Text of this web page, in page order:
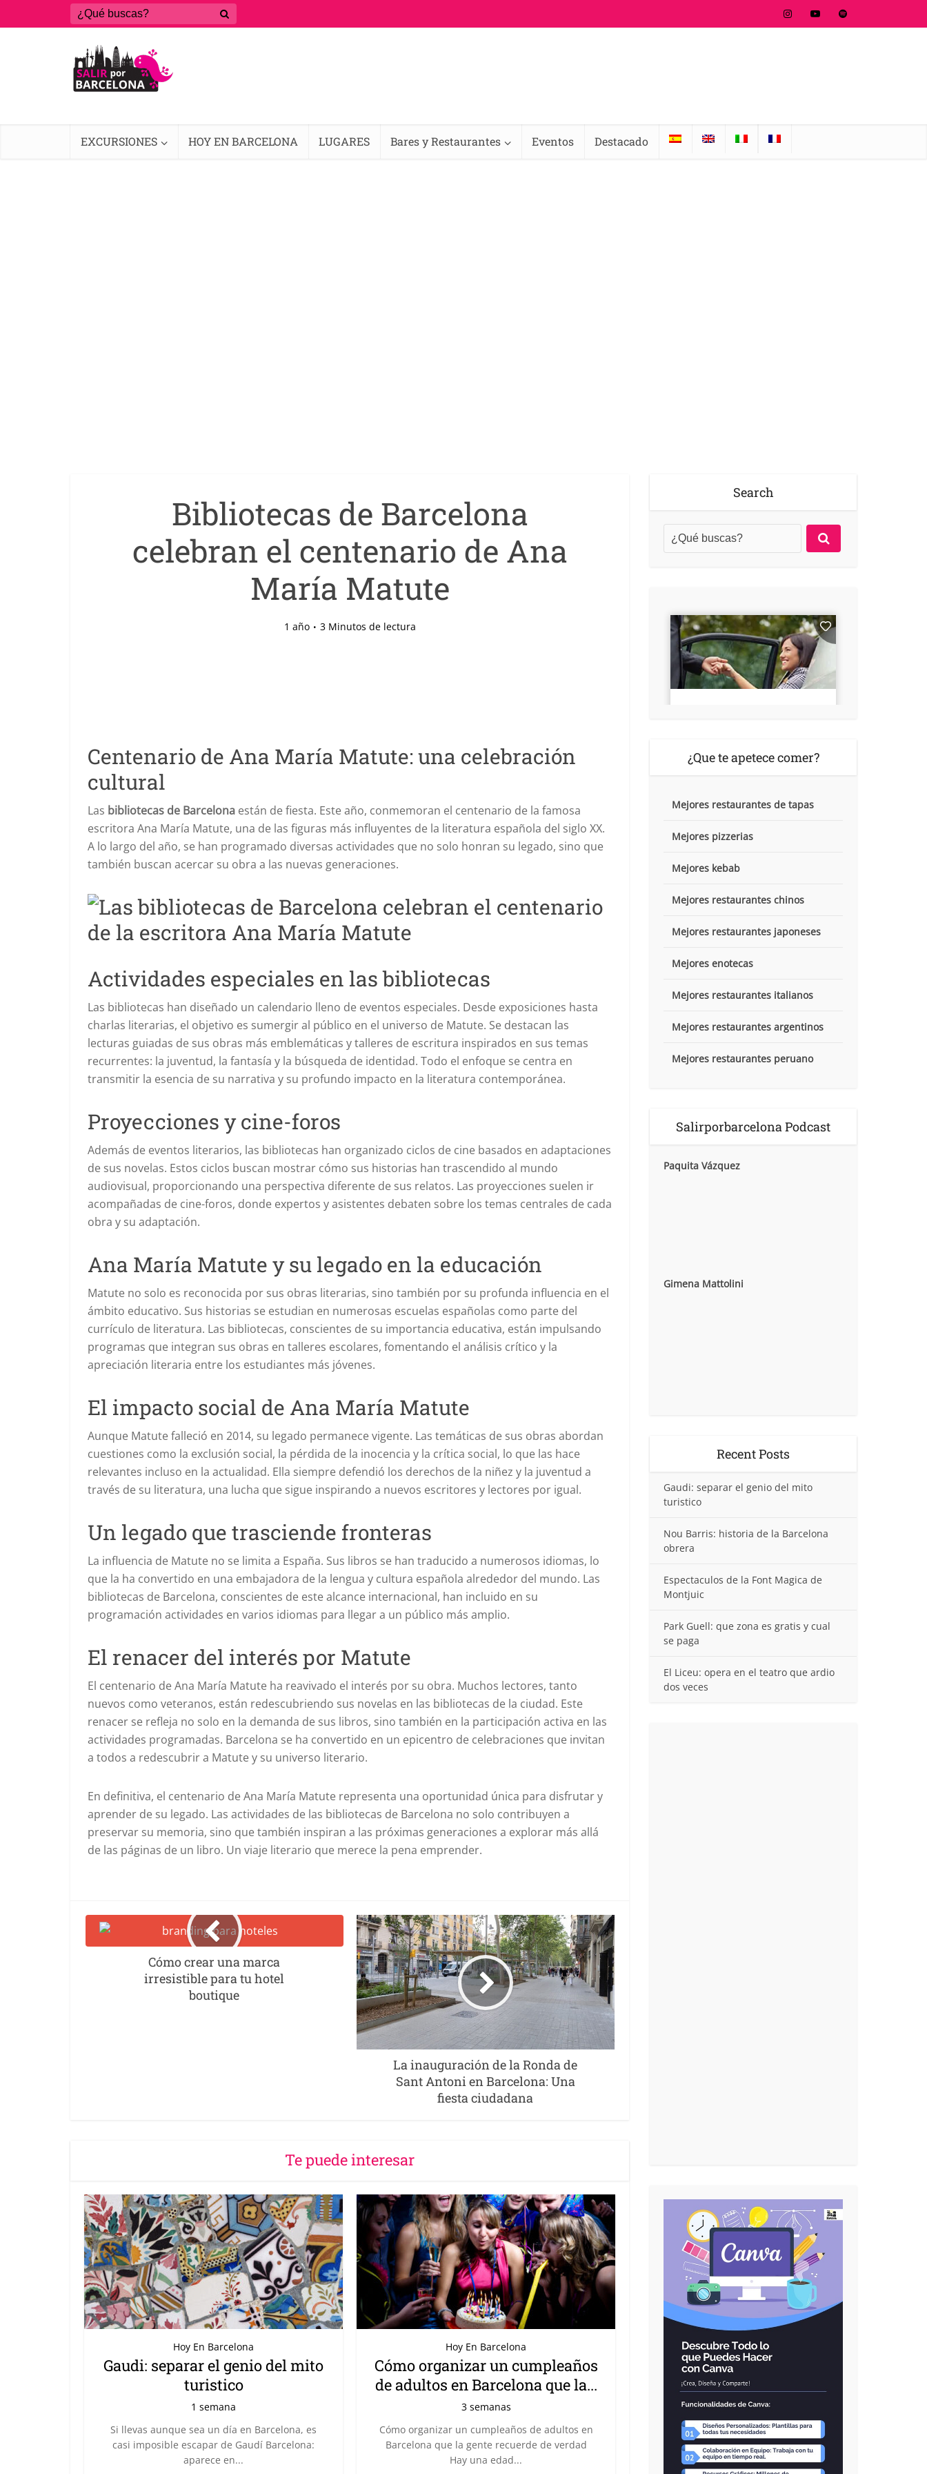
EXCURSIONES HOY EN BARCELONA LUGARES Bares y Restaurantes Eventos Destacado
Bibliotecas de Barcelona
celebran el centenario de Ana
María Matute
1 año 3 Minutos de lectura
Centenario de Ana María Matute: una celebración
cultural
Las bibliotecas de Barcelona están de fiesta. Este año, conmemoran el centenario de la famosa
escritora Ana María Matute, una de las figuras más influyentes de la literatura española del siglo XX.
A lo largo del año, se han programado diversas actividades que no solo honran su legado, sino que
también buscan acercar su obra a las nuevas generaciones.
Actividades especiales en las bibliotecas
Las bibliotecas han diseñado un calendario lleno de eventos especiales. Desde exposiciones hasta
charlas literarias, el objetivo es sumergir al público en el universo de Matute. Se destacan las
lecturas guiadas de sus obras más emblemáticas y talleres de escritura inspirados en sus temas
recurrentes: la juventud, la fantasía y la búsqueda de identidad. Todo el enfoque se centra en
transmitir la esencia de su narrativa y su profundo impacto en la literatura contemporánea.
Proyecciones y cine-foros
Además de eventos literarios, las bibliotecas han organizado ciclos de cine basados en adaptaciones
de sus novelas. Estos ciclos buscan mostrar cómo sus historias han trascendido al mundo
audiovisual, proporcionando una perspectiva diferente de sus relatos. Las proyecciones suelen ir
acompañadas de cine-foros, donde expertos y asistentes debaten sobre los temas centrales de cada
obra y su adaptación.
Ana María Matute y su legado en la educación
Matute no solo es reconocida por sus obras literarias, sino también por su profunda influencia en el
ámbito educativo. Sus historias se estudian en numerosas escuelas españolas como parte del
currículo de literatura. Las bibliotecas, conscientes de su importancia educativa, están impulsando
programas que integran sus obras en talleres escolares, fomentando el análisis crítico y la
apreciación literaria entre los estudiantes más jóvenes.
El impacto social de Ana María Matute
Aunque Matute falleció en 2014, su legado permanece vigente. Las temáticas de sus obras abordan
cuestiones como la exclusión social, la pérdida de la inocencia y la crítica social, lo que las hace
relevantes incluso en la actualidad. Ella siempre defendió los derechos de la niñez y la juventud a
través de su literatura, una lucha que sigue inspirando a nuevos escritores y lectores por igual.
Un legado que trasciende fronteras
La influencia de Matute no se limita a España. Sus libros se han traducido a numerosos idiomas, lo
que la ha convertido en una embajadora de la lengua y cultura española alrededor del mundo. Las
bibliotecas de Barcelona, conscientes de este alcance internacional, han incluido en su
programación actividades en varios idiomas para llegar a un público más amplio.
El renacer del interés por Matute
El centenario de Ana María Matute ha reavivado el interés por su obra. Muchos lectores, tanto
nuevos como veteranos, están redescubriendo sus novelas en las bibliotecas de la ciudad. Este
renacer se refleja no solo en la demanda de sus libros, sino también en la participación activa en las
actividades programadas. Barcelona se ha convertido en un epicentro de celebraciones que invitan
a todos a redescubrir a Matute y su universo literario.
En definitiva, el centenario de Ana María Matute representa una oportunidad única para disfrutar y
aprender de su legado. Las actividades de las bibliotecas de Barcelona no solo contribuyen a
preservar su memoria, sino que también inspiran a las próximas generaciones a explorar más allá
de las páginas de un libro. Un viaje literario que merece la pena emprender.
Cómo crear una marca
irresistible para tu hotel
boutique
La inauguración de la Ronda de
Sant Antoni en Barcelona: Una
fiesta ciudadana
Te puede interesar
Hoy En Barcelona
Gaudi: separar el genio del mito
turistico
1 semana
Si llevas aunque sea un día en Barcelona, es
casi imposible escapar de Gaudí Barcelona:
aparece en...
Hoy En Barcelona
Cómo organizar un cumpleaños
de adultos en Barcelona que la...
3 semanas
Cómo organizar un cumpleaños de adultos en
Barcelona que la gente recuerde de verdad
Hay una edad...
Search
¿Que te apetece comer?
Mejores restaurantes de tapas
Mejores pizzerias
Mejores kebab
Mejores restaurantes chinos
Mejores restaurantes japoneses
Mejores enotecas
Mejores restaurantes italianos
Mejores restaurantes argentinos
Mejores restaurantes peruano
Salirporbarcelona Podcast
Paquita Vázquez
Gimena Mattolini
Recent Posts
Gaudi: separar el genio del mito
turistico
Nou Barris: historia de la Barcelona
obrera
Espectaculos de la Font Magica de
Montjuic
Park Guell: que zona es gratis y cual
se paga
El Liceu: opera en el teatro que ardio
dos veces